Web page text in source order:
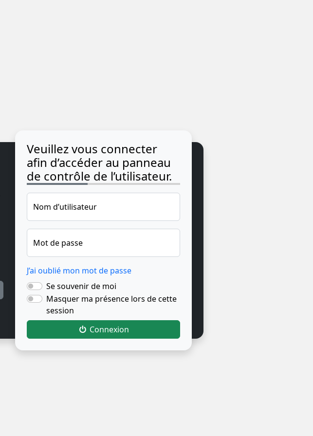
Veuillez vous connecter
afin d’accéder au panneau
de contrôle de l’utilisateur.
Nom d’utilisateur
Mot de passe
J’ai oublié mon mot de passe
Se souvenir de moi
Masquer ma présence lors de cette
session
Connexion